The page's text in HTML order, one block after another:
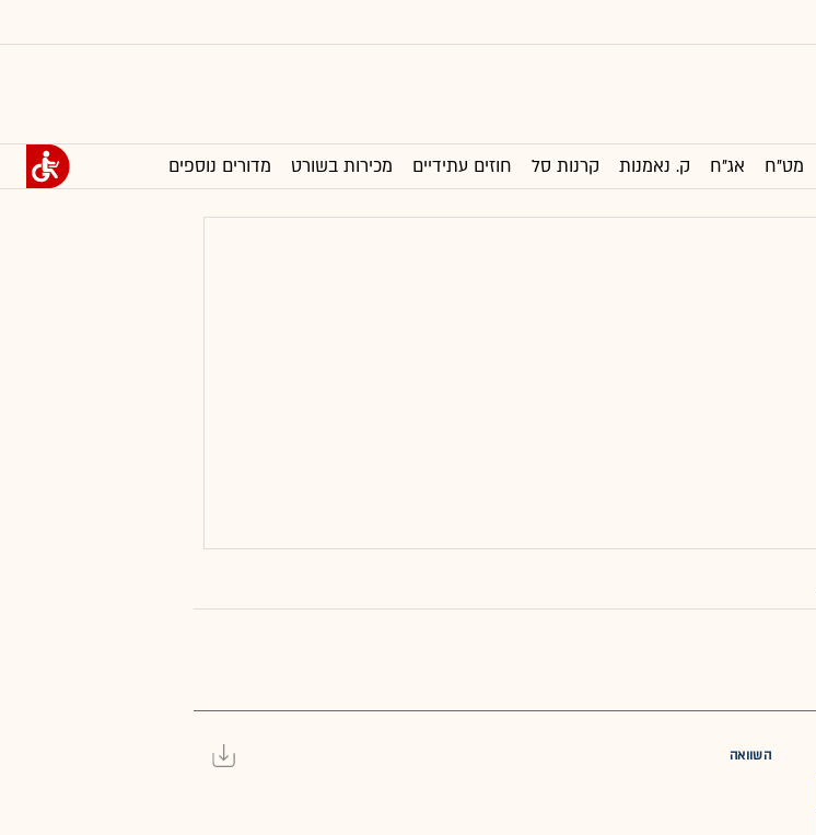
מט"ח אג"ח ק. נאמנות קרנות סל חוזים עתידיים מכירות בשורט מדורים נוספים
השוואה